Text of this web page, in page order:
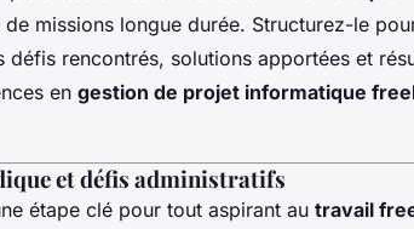
missions longue durée. Structurez-le
rencontrés, solutions apportées et
en gestion de projet informatique
et défis administratifs
étape clé pour tout aspirant au travail